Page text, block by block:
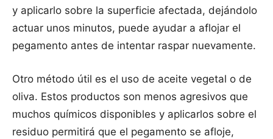
y aplicarlo sobre la superficie afectada, dejándolo
actuar unos minutos, puede ayudar a aflojar el
pegamento antes de intentar raspar nuevamente.
Otro método útil es el uso de aceite vegetal o de
oliva. Estos productos son menos agresivos que
muchos químicos disponibles y aplicarlos sobre el
residuo permitirá que el pegamento se afloje,